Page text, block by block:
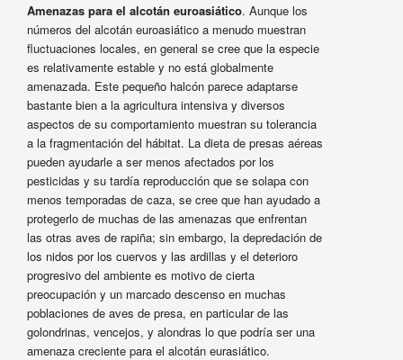
Amenazas para el alcotán euroasiático. Aunque los
números del alcotán euroasiático a menudo muestran
fluctuaciones locales, en general se cree que la especie
es relativamente estable y no está globalmente
amenazada. Este pequeño halcón parece adaptarse
bastante bien a la agricultura intensiva y diversos
aspectos de su comportamiento muestran su tolerancia
a la fragmentación del hábitat. La dieta de presas aéreas
pueden ayudarle a ser menos afectados por los
pesticidas y su tardía reproducción que se solapa con
menos temporadas de caza, se cree que han ayudado a
protegerlo de muchas de las amenazas que enfrentan
las otras aves de rapiña; sin embargo, la depredación de
los nidos por los cuervos y las ardillas y el deterioro
progresivo del ambiente es motivo de cierta
preocupación y un marcado descenso en muchas
poblaciones de aves de presa, en particular de las
golondrinas, vencejos, y alondras lo que podría ser una
amenaza creciente para el alcotán eurasiático.